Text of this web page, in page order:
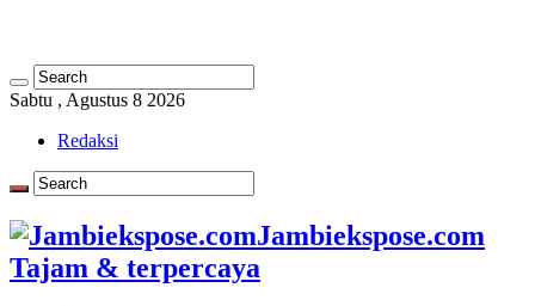
Sabtu , Agustus 8 2026
Redaksi
Jambiekspose.com
Tajam & terpercaya